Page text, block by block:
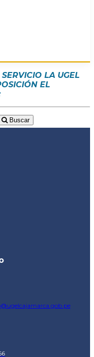
LA UGEL
EL
Buscar